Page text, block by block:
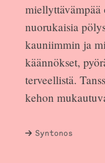
miellyttävämpää
nuorukaisia
kauniimmin ja
käännökset,
terveellistä.
kehon
Syntonos